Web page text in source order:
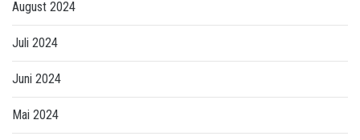
August 2024
Juli 2024
Juni 2024
Mai 2024